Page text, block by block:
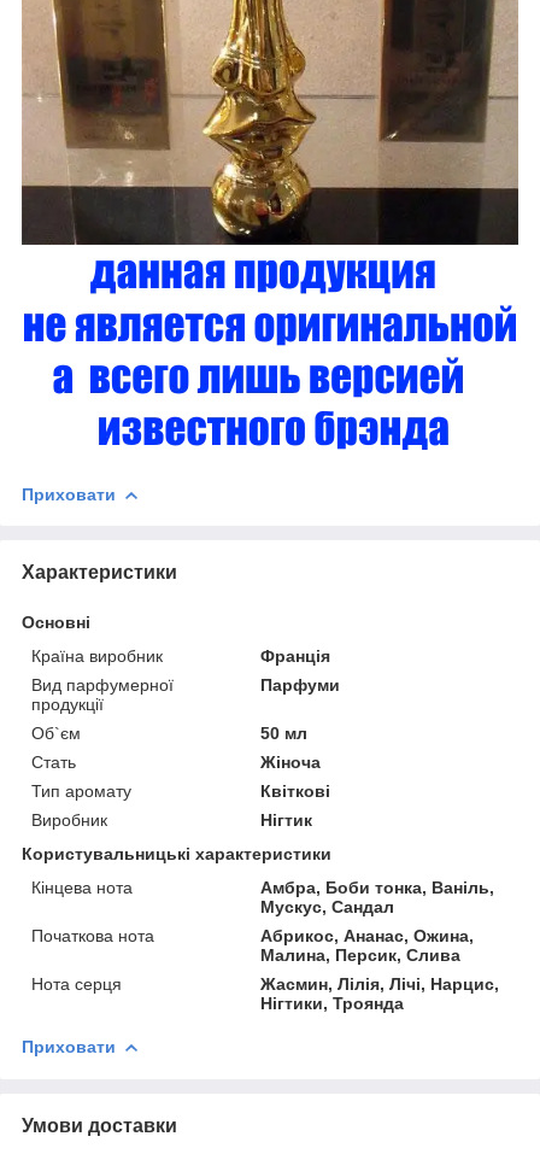
Приховати
Характеристики
Основні
Країна виробник
Франція
Вид парфумерної
продукції
Парфуми
Об`єм
50 мл
Стать
Жіноча
Тип аромату
Квіткові
Виробник
Нігтик
Користувальницькі характеристики
Кінцева нота
Амбра, Боби тонка, Ваніль,
Мускус, Сандал
Початкова нота
Абрикос, Ананас, Ожина,
Малина, Персик, Слива
Нота серця
Жасмин, Лілія, Лічі, Нарцис,
Нігтики, Троянда
Приховати
Умови доставки